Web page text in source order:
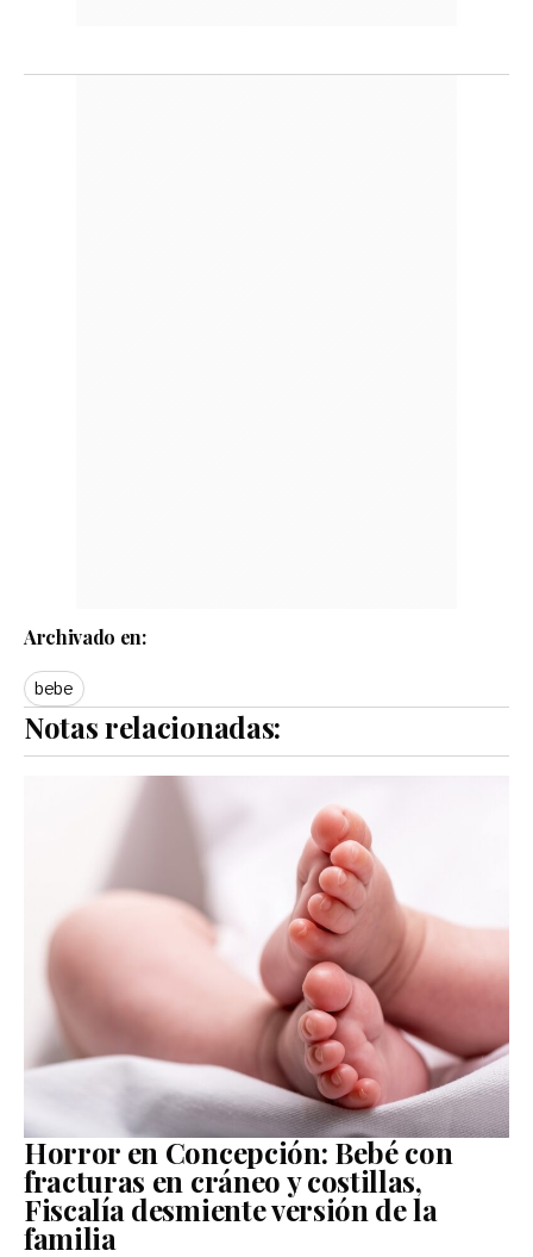
Archivado en:
bebe
Notas relacionadas:
Horror en Concepción: Bebé con
fracturas en cráneo y costillas,
Fiscalía desmiente versión de la
familia